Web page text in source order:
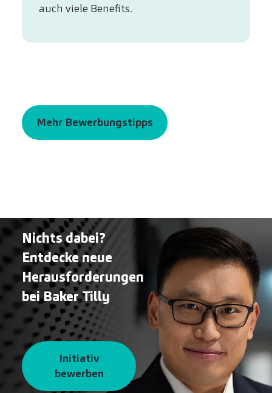
auch viele Benefits.
Mehr Bewerbungstipps
Nichts dabei?
Entdecke neue
Herausforderungen
bei Baker Tilly
Initiativ
bewerben